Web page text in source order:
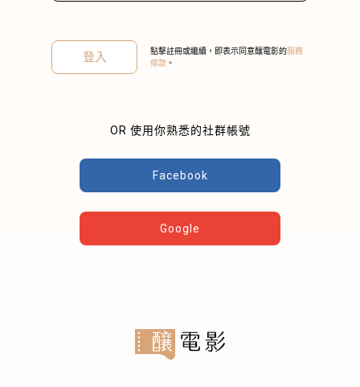
登入 點擊註冊或繼續，即表示同意釀電影的服務
條款 。
OR 使用你熟悉的社群帳號
Facebook
Google